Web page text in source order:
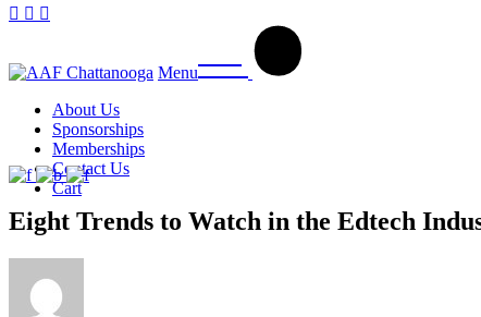
Menu
About Us
Sponsorships
Memberships
Contact Us
Cart
Eight Trends to Watch in the Edtech